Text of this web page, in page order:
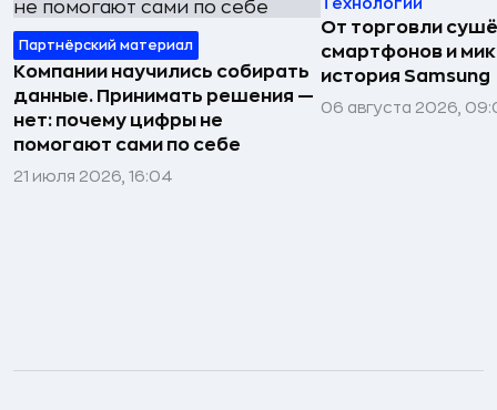
Партнёрский материал
Компании научились собирать
данные. Принимать решения —
нет: почему цифры не
помогают сами по себе
21 июля 2026, 16:04
Технологии
От торговли
смартфонов и
история Samsung
06 августа 2026,